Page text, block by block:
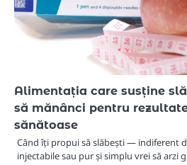
Alimentația care susține
să mănânci pentru
sănătoase
Când îți propui să slăbești — indiferent
injectabile sau pur și simplu vrei să arzi